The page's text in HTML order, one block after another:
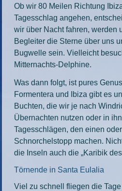
Ob wir 80 Meilen Richtung
Tagesschlag angehen,
wir über Nacht fahren, werden
Begleiter die Sterne über uns
Bugwelle sein. Vielleicht
Mitternachts-Delphine.
Was dann folgt, ist pures
Formentera und Ibiza gibt es
Buchten, die wir je nach
Übernachten nutzen oder in
Tagesschlägen, den einen
Schnorchelstopp machen.
die Inseln auch die „Karibik
Törnende in Santa Eulalia
Viel zu schnell fliegen die